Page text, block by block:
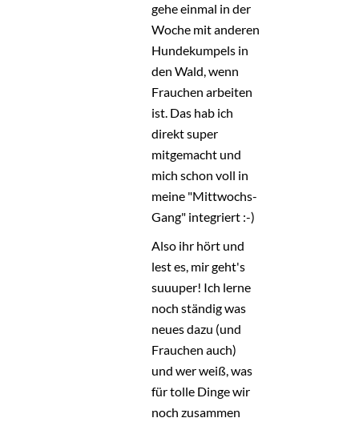
gehe einmal in der
Woche mit anderen
Hundekumpels in
den Wald, wenn
Frauchen arbeiten
ist. Das hab ich
direkt super
mitgemacht und
mich schon voll in
meine "Mittwochs-
Gang" integriert :-)
Also ihr hört und
lest es, mir geht's
suuuper! Ich lerne
noch ständig was
neues dazu (und
Frauchen auch)
und wer weiß, was
für tolle Dinge wir
noch zusammen